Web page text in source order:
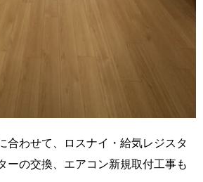
合わせて、ロスナイ・給気レジスタ
ーの交換、エアコン新規取付工事も